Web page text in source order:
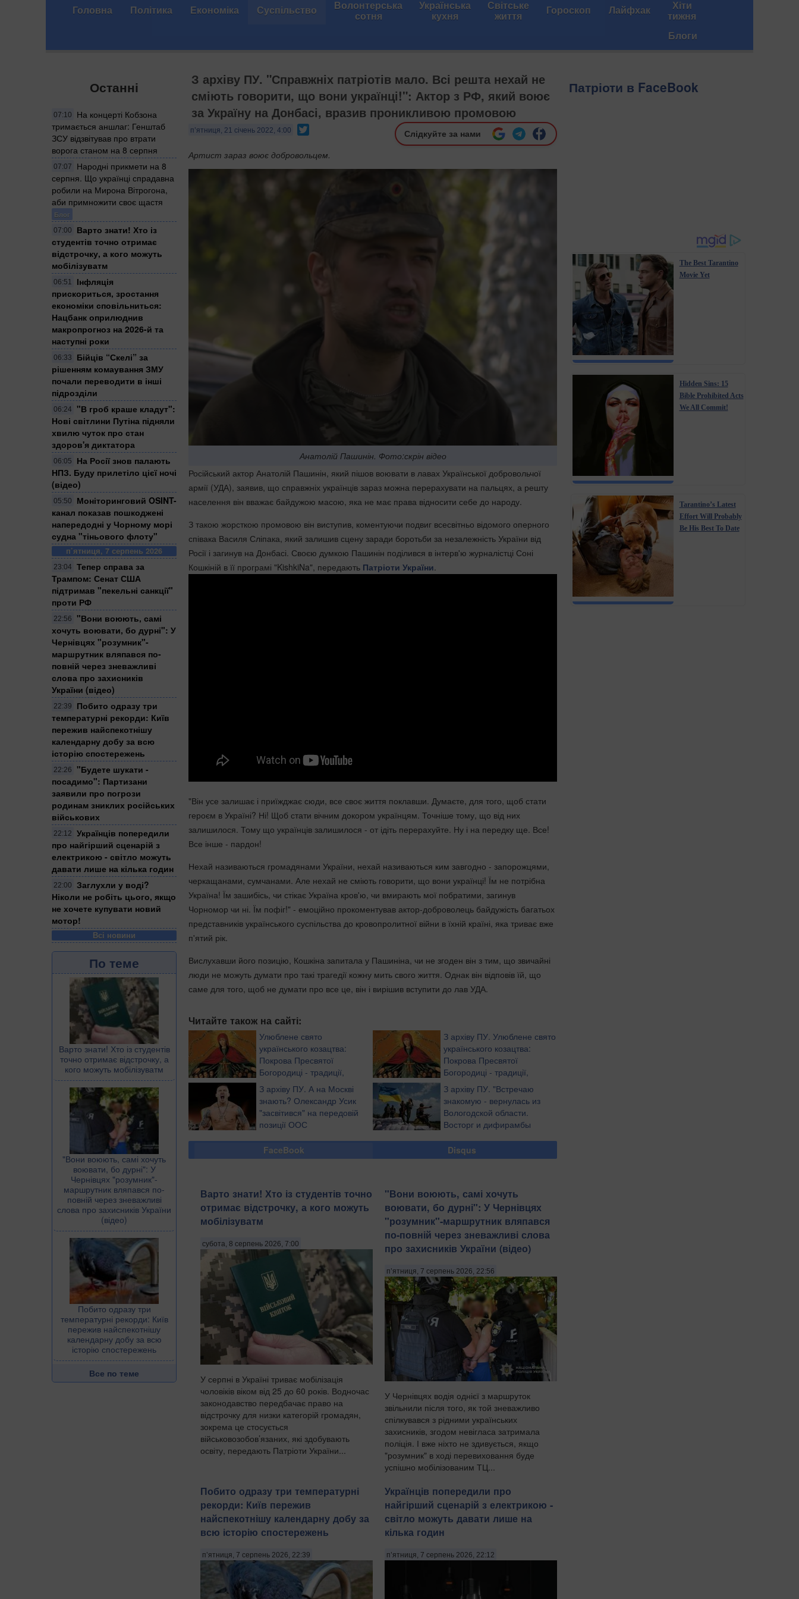
Головна Політика Економіка Суспільство Волонтерська
сотня
Українська
кухня
Світське
життя Гороскоп Лайфхак Хіти
тижня
Блоги
Останні
07:10
На концерті Кобзона
тримається аншлаг: Генштаб
ЗСУ відзвітував про втрати
ворога станом на 8 серпня
07:07
Народні прикмети на 8
серпня. Що українці спрадавна
робили на Мирона Вітрогона,
аби примножити своє щастя
Блог
07:00
Варто знати! Хто із
студентів точно отримає
відстрочку, а кого можуть
мобілізуватм
06:51
Інфляція
прискориться, зростання
економіки сповільниться:
Нацбанк оприлюднив
макропрогноз на 2026-й та
наступні роки
06:33
Бійців “Скелі” за
рішенням комаування ЗМУ
почали переводити в інші
підрозділи
06:24
"В гроб краше кладут":
Нові світлини Путіна підняли
хвилю чуток про стан
здоров'я диктатора
06:05
На Росії знов палають
НПЗ. Буду прилетіло цієї ночі
(відео)
05:50
Моніторинговий OSINT-
канал показав пошкоджені
напередодні у Чорному морі
судна "тіньового флоту"
п’ятниця, 7 серпень 2026
23:04
Тепер справа за
Трампом: Сенат США
підтримав "пекельні санкції"
проти РФ
22:56
​"Вони воюють, самі
хочуть воювати, бо дурні": У
Чернівцях "розумник"-
маршрутник вляпався по-
повній через зневажливі
слова про захисників
України (відео)
22:39
Побито одразу три
температурні рекорди: Київ
пережив найспекотнішу
календарну добу за всю
історію спостережень
22:26
"Будете шукати -
посадимо": Партизани
заявили про погрози
родинам зниклих російських
військових
22:12
Українців попередили
про найгірший сценарій з
електрикою - світло можуть
давати лише на кілька годин
22:00
Заглухли у воді?
Ніколи не робіть цього, якщо
не хочете купувати новий
мотор!
Всі новини
По теме
Варто знати! Хто із студентів
точно отримає відстрочку, а
кого можуть мобілізуватм
​"Вони воюють, самі хочуть
воювати, бо дурні": У
Чернівцях "розумник"-
маршрутник вляпався по-
повній через зневажливі
слова про захисників України
(відео)
Побито одразу три
температурні рекорди: Київ
пережив найспекотнішу
календарну добу за всю
історію спостережень
Все по теме
З архіву ПУ. "Справжніх патріотів мало. Всі решта нехай не
сміють говорити, що вони українці!": Актор з РФ, який воює
за Україну на Донбасі, вразив проникливою промовою
п’ятниця, 21 січень 2022, 4:00 Слідкуйте за нами
Артист зараз воює добровольцем.
Анатолій Пашинін. Фото:скрін відео
Російський актор Анатолій Пашинін, який пішов воювати в лавах Української добровольчої
армії (УДА), заявив, що справжніх українців зараз можна перерахувати на пальцях, а решту
населення він вважає байдужою масою, яка не має права відносити себе до народу.
З такою жорсткою промовою він виступив, коментуючи подвиг всесвітньо відомого оперного
співака Василя Сліпака, який залишив сцену заради боротьби за незалежність України від
Росії і загинув на Донбасі. Своєю думкою Пашинін поділився в інтерв'ю журналістці Соні
Кошкіній в її програмі "KishkiNa", передають Патріоти України.
"Він усе залишає і приїжджає сюди, все своє життя поклавши. Думаєте, для того, щоб стати
героєм в Україні? Ні! Щоб стати вічним докором українцям. Точніше тому, що від них
залишилося. Тому що українців залишилося - от ідіть перерахуйте. Ну і на передку ще. Все!
Все інше - пардон!
Нехай називаються громадянами України, нехай називаються ким завгодно - запорожцями,
черкащанами, сумчанами. Але нехай не сміють говорити, що вони українці! Їм не потрібна
Україна! Їм зашибісь, чи стікає Україна кров'ю, чи вмирають мої побратими, загинув
Чорномор чи ні. Їм пофіг!" - емоційно прокоментував актор-доброволець байдужість багатьох
представників українського суспільства до кровопролитної війни в їхній країні, яка триває вже
п'ятий рік.
Вислухавши його позицію, Кошкіна запитала у Пашиніна, чи не згоден він з тим, що звичайні
люди не можуть думати про такі трагедії кожну мить свого життя. Однак він відповів їй, що
саме для того, щоб не думати про все це, він і вирішив вступити до лав УДА.
Читайте також на сайті:
Улюблене свято
українського козацтва:
Покрова Пресвятої
Богородиці - традиції,
обряди, ворожіння
З архіву ПУ. Улюблене свято
українського козацтва:
Покрова Пресвятої
Богородиці - традиції,
обряди, ворожіння
З архіву ПУ. А на Москві
знають? Олександр Усик
"засвітився" на передовій
позиції ООС
З архіву ПУ. "Встречаю
знакомую - вернулась из
Вологодской области.
Восторг и дифирамбы
время поездки ее обожаемая страна убила
десяток ребят в той стране, где она живет", -
FaceBook Disqus
Варто знати! Хто із студентів точно
отримає відстрочку, а кого можуть
мобілізуватм
субота, 8 серпень 2026, 7:00
У серпні в Україні триває мобілізація
чоловіків віком від 25 до 60 років. Водночас
законодавство передбачає право на
відстрочку для низки категорій громадян,
зокрема це стосується
військовозобов’язаних, які здобувають
освіту, передають Патріоти України...
​"Вони воюють, самі хочуть
воювати, бо дурні": У Чернівцях
"розумник"-маршрутник вляпався
по-повній через зневажливі слова
про захисників України (відео)
п’ятниця, 7 серпень 2026, 22:56
У Чернівцях водія однієї з маршруток
звільнили після того, як той зневажливо
спілкувався з рідними українських
захисників, згодом невігласа затримала
поліція. І вже ніхто не здивується, якщо
"розумник" в ході перевиховання буде
успішно мобілізованим ТЦ...
Побито одразу три температурні
рекорди: Київ пережив
найспекотнішу календарну добу за
всю історію спостережень
п’ятниця, 7 серпень 2026, 22:39
Українців попередили про
найгірший сценарій з електрикою -
світло можуть давати лише на
кілька годин
п’ятниця, 7 серпень 2026, 22:12
Патріоти в FaceBook
The Best Tarantino
Movie Yet
Hidden Sins: 15
Bible Prohibited Acts
We All Commit!
Tarantino’s Latest
Effort Will Probably
Be His Best To Date